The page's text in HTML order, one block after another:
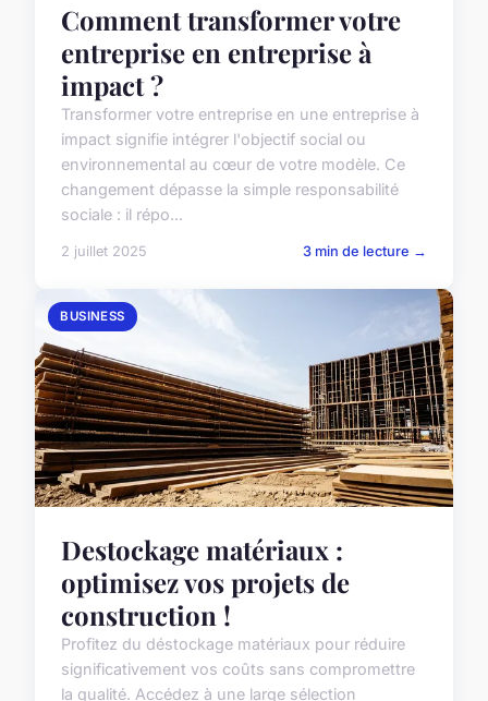
Comment transformer votre
entreprise en entreprise à
impact ?
Transformer votre entreprise en une entreprise à
impact signifie intégrer l'objectif social ou
environnemental au cœur de votre modèle. Ce
changement dépasse la simple responsabilité
sociale : il répo...
2 juillet 2025 3 min de lecture →
BUSINESS
Destockage matériaux :
optimisez vos projets de
construction !
Profitez du déstockage matériaux pour réduire
significativement vos coûts sans compromettre
la qualité. Accédez à une large sélection